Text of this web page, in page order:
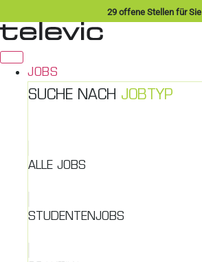
Inhalt
springen
29offene Stellen für Sie
JOBS
SUCHE NACH JOBTYP
ALLE JOBS
STUDENTENJOBS